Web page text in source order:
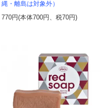
縄・離島は対象外）
770円(本体700円、税70円)